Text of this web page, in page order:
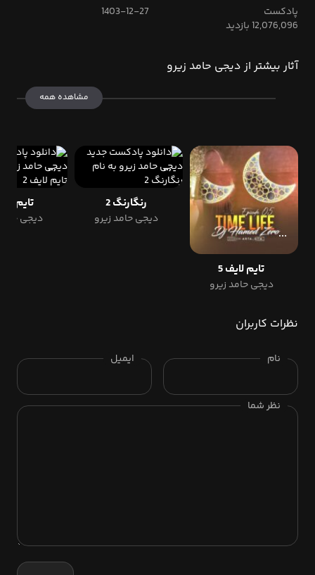
پادکست
1403-12-27
12,076,096 بازدید
آثار بیشتر از دیجی حامد زیرو
مشاهده همه
تایم لایف 5
دیجی حامد زیرو
رنگارنگ 2
دیجی حامد زیرو
تایم
دیجی
نظرات کاربران
نام ایمیل
نظر شما